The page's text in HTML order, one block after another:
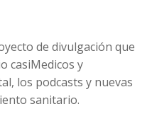
de divulgación que
casiMedicos y
los podcasts y nuevas
sanitario.